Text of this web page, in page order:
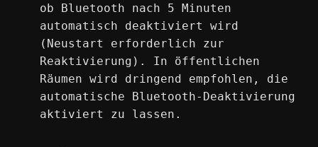
ob Bluetooth nach 5 Minuten
automatisch deaktiviert wird
(Neustart erforderlich zur
Reaktivierung). In öffentlichen
Räumen wird dringend empfohlen, die
automatische Bluetooth-Deaktivierung
aktiviert zu lassen.